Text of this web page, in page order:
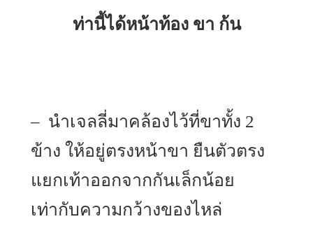
ท่านี้ได้หน้าท้อง ขา ก้น
– นำเจลลี่มาคล้องไว้ที่ขาทั้ง 2
ข้าง ให้อยู่ตรงหน้าขา ยืนตัวตรง
แยกเท้าออกจากกันเล็กน้อย
เท่ากับความกว้างของไหล่